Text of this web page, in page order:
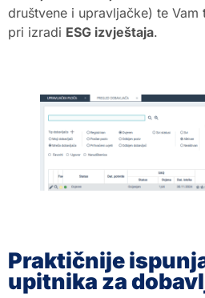
društvene i upravljačke) te
pri izradi ESG izvještaja.
Praktičnije
upitnika za